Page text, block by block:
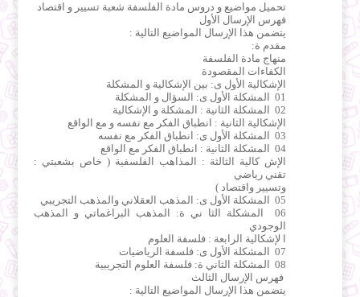
تحميل مواضيع و دروس مادة الفلسفة شعبة تسيير و اقتصاد
فهرس الإرسال الأول
يتضمن هذا الإرسال المواضيع التالية :
مقدم ة:
منهاج مادة الفلسفة
الكفاءات المقصودة
الإشكالية الأول ى: بين الإشكالية و المشكلة
01 المشكلة الأول ى: السؤال و المشكلة
02 المشكلة الثانية : المشكلة و الإشكالية
الإشكالية الثانية : انطباق الفكر مع نفسه و مع الواقع
03 المشكلة الأول ى: انطباق الفكر مع نفسه
04 المشكلة الثانية : انطباق الفكر مع الواقع
الإش كالية الثالثة : المذاهب الفلسفية ( خاص بشعبتي :
تقني رياضي
وتسيير واقتصاد )
05 المشكلة الأول ى: المذهب العقلاني والمذهب التجريبي
06 المشكلة الثا ني ة: المذهب البراغماتي و المذهب
الوجودي
ا لإشكالية الرابعة : فلسفة العلوم
07 المشكلة الأول ى: فلسفة الرياضيات
08 المشكلة الثاني ة: فلسفة العلوم التجريبية
فهرس الإرسال الثالث
يتضمن هذا الإرسال المواضيع التالية :